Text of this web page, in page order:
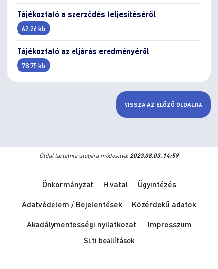
Tájékoztató a szerződés teljesítéséről
62.26 kb
Tájékoztató az eljárás eredményéről
78.75 kb
VISSZA AZ ELŐZŐ OLDALRA
Oldal tartalma utoljára módosítva: 2023.08.03. 14:59
Önkormányzat Hivatal
Ügyintézés
Adatvédelem / Bejelentések
Közérdekű adatok
Akadálymentességi nyilatkozat
Impresszum
Süti beállítások